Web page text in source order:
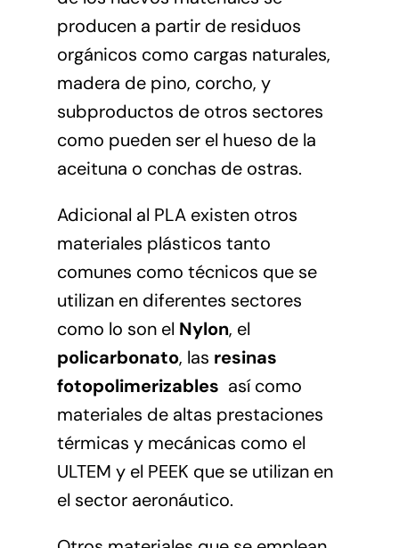
producen a partir de residuos
orgánicos como cargas naturales,
madera de pino, corcho, y
subproductos de otros sectores
como pueden ser el hueso de la
aceituna o conchas de ostras.
Adicional al PLA existen otros
materiales plásticos tanto
comunes como técnicos que se
utilizan en diferentes sectores
como lo son el Nylon, el
policarbonato, las resinas
fotopolimerizables así como
materiales de altas prestaciones
térmicas y mecánicas como el
ULTEM y el PEEK que se utilizan en
el sector aeronáutico.